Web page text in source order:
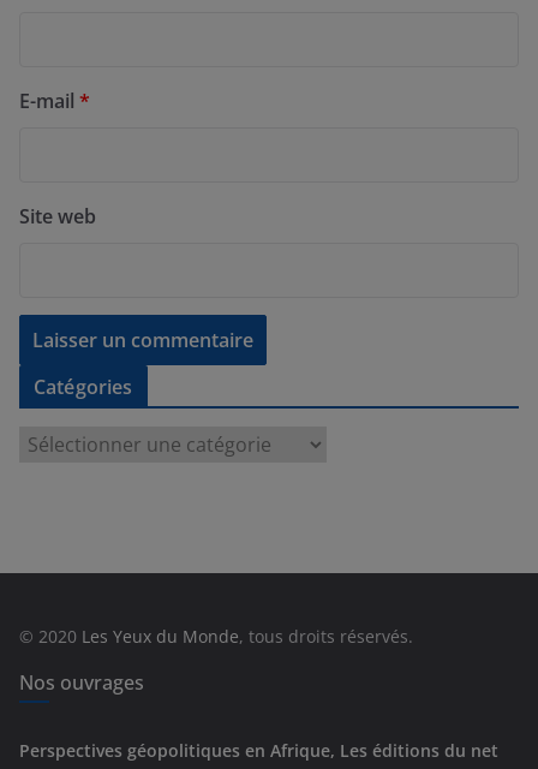
E-mail *
Site web
Catégories
e
s
© 2020 Les Yeux du Monde, tous droits réservés.
Nos ouvrages
Perspectives géopolitiques en Afrique, Les éditions du net